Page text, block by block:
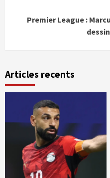
Premier League :
Articles recents